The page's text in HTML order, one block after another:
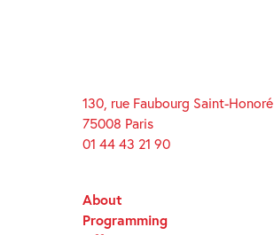
130, rue Faubourg Saint-Honoré
75008 Paris
01 44 43 21 90
About
Programming